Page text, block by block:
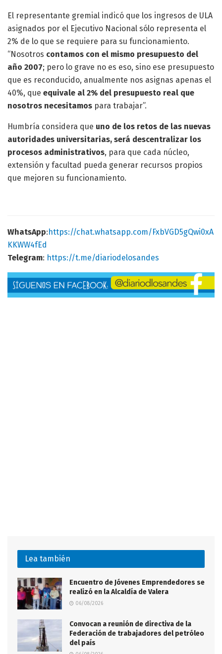
El representante gremial indicó que los ingresos de ULA
asignados por el Ejecutivo Nacional sólo representa el
2% de lo que se requiere para su funcionamiento.
“Nosotros contamos con el mismo presupuesto del
año 2007; pero lo grave no es eso, sino ese presupuesto
que es reconducido, anualmente nos asignas apenas el
40%, que equivale al 2% del presupuesto real que
nosotros necesitamos para trabajar”.
Humbría considera que uno de los retos de las nuevas
autoridades universitarias, será descentralizar los
procesos administrativos, para que cada núcleo,
extensión y facultad pueda generar recursos propios
que mejoren su funcionamiento.
WhatsApp:https://chat.whatsapp.com/FxbVGD5gQwi0xA
KKWW4fEd
Telegram: https://t.me/diariodelosandes
Lea también
Encuentro de Jóvenes Emprendedores se
realizó en la Alcaldía de Valera
06/08/2026
Convocan a reunión de directiva de la
Federación de trabajadores del petróleo
del país